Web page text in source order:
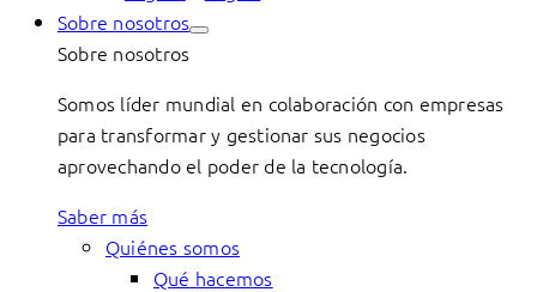
Sobre nosotros
Sobre nosotros
Somos líder mundial en colaboración con empresas
para transformar y gestionar sus negocios
aprovechando el poder de la tecnología.
Saber más
Quiénes somos
Qué hacemos